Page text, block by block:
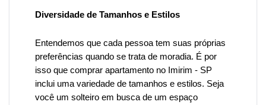
Diversidade de Tamanhos e Estilos
Entendemos que cada pessoa tem suas próprias
preferências quando se trata de moradia. É por
isso que comprar apartamento no Imirim - SP
inclui uma variedade de tamanhos e estilos. Seja
você um solteiro em busca de um espaço